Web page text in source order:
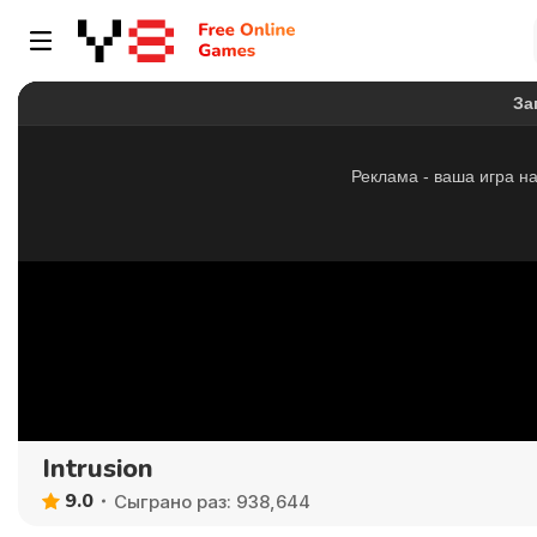
Intrusion
9.0 Сыграно раз: 938,644